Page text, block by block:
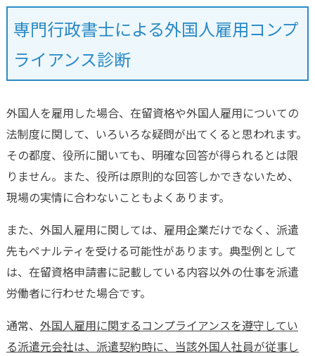
専門行政書士による外国人雇用コンプ
ライアンス診断
外国人を雇用した場合、在留資格や外国人雇用についての
法制度に関して、いろいろな疑問が出てくると思われます。
その都度、役所に聞いても、明確な回答が得られるとは限
りません。また、役所は原則的な回答しかできないため、
現場の実情に合わないこともよくあります。
また、外国人雇用に関しては、雇用企業だけでなく、派遣
先もペナルティを受ける可能性があります。典型例として
は、在留資格申請書に記載している内容以外の仕事を派遣
労働者に行わせた場合です。
通常、 外国人雇用に関するコンプライアンスを遵守してい
る派遣元会社は、派遣契約時に、当該外国人社員が従事し